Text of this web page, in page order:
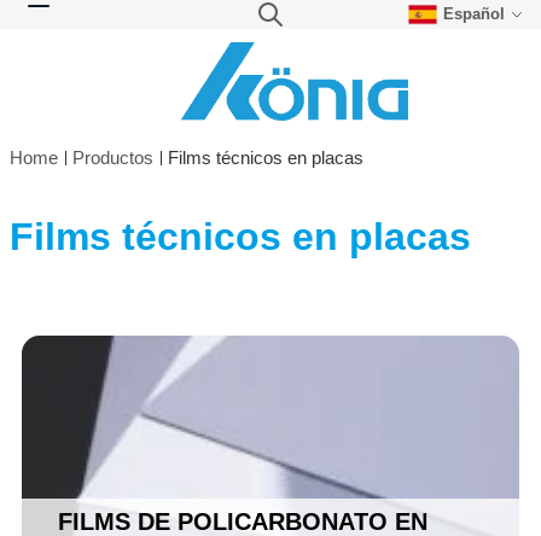
Español
Home Productos Films técnicos en placas
Films técnicos en placas
FILMS DE POLICARBONATO EN